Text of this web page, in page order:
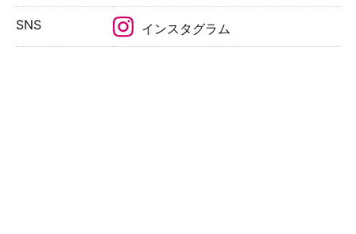
SNS インスタグラム